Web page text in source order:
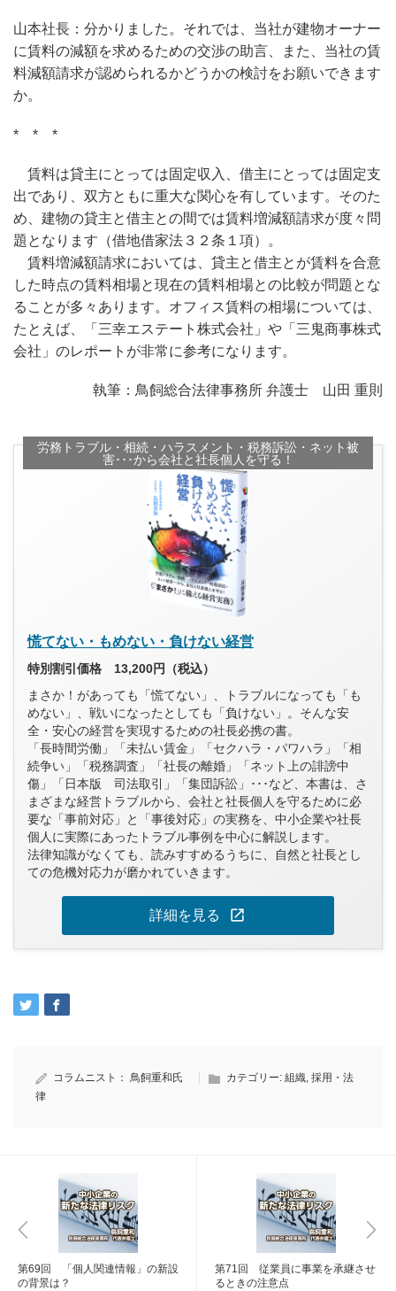
山本社長：分かりました。それでは、当社が建物オーナー
に賃料の減額を求めるための交渉の助言、また、当社の賃
料減額請求が認められるかどうかの検討をお願いできます
か。
* * *
賃料は貸主にとっては固定収入、借主にとっては固定支
出であり、双方ともに重大な関心を有しています。そのた
め、建物の貸主と借主との間では賃料増減額請求が度々問
題となります（借地借家法３２条１項）。
賃料増減額請求においては、貸主と借主とが賃料を合意
した時点の賃料相場と現在の賃料相場との比較が問題とな
ることが多々あります。オフィス賃料の相場については、
たとえば、「三幸エステート株式会社」や「三鬼商事株式
会社」のレポートが非常に参考になります。
執筆：鳥飼総合法律事務所 弁護士 山田 重則
労務トラブル・相続・ハラスメント・税務訴訟・ネット被
害･･･から会社と社長個人を守る！
慌てない・もめない・負けない経営
特別割引価格 13,200円（税込）
まさか！があっても「慌てない」、トラブルになっても「も
めない」、戦いになったとしても「負けない」。そんな安
全・安心の経営を実現するための社長必携の書。
「長時間労働」「未払い賃金」「セクハラ・パワハラ」「相
続争い」「税務調査」「社長の離婚」「ネット上の誹謗中
傷」「日本版 司法取引」「集団訴訟」･･･など、本書は、さ
まざまな経営トラブルから、会社と社長個人を守るために必
要な「事前対応」と「事後対応」の実務を、中小企業や社長
個人に実際にあったトラブル事例を中心に解説します。
法律知識がなくても、読みすすめるうちに、自然と社長とし
ての危機対応力が磨かれていきます。
詳細を見る open_in_new
コラムニスト： 鳥飼重和氏 カテゴリー: 組織, 採用・法
律
第69回 「個人関連情報」の新設
の背景は？
第71回 従業員に事業を承継させ
るときの注意点